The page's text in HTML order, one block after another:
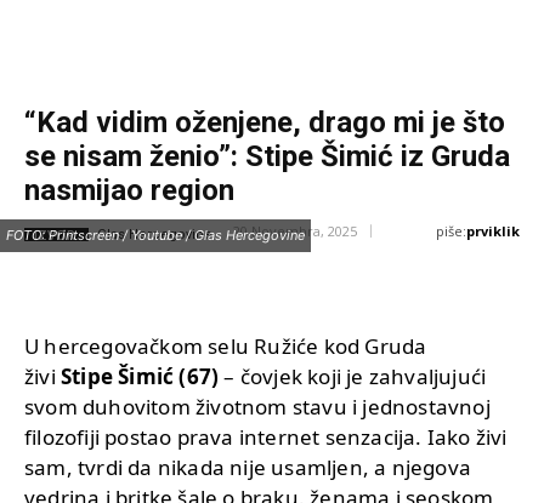
“Kad vidim oženjene, drago mi je što
se nisam ženio”: Stipe Šimić iz Gruda
nasmijao region
IZVOR: Glas Hercegovine 20 Novembra, 2025 piše:prviklik
FOTO: Printscreen / Youtube / Glas Hercegovine
U hercegovačkom selu Ružiće kod Gruda
živi Stipe Šimić (67) – čovjek koji je zahvaljujući
svom duhovitom životnom stavu i jednostavnoj
filozofiji postao prava internet senzacija. Iako živi
sam, tvrdi da nikada nije usamljen, a njegova
vedrina i britke šale o braku, ženama i seoskom